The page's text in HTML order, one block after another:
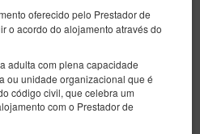
oferecido pelo Prestador de
o acordo do alojamento através do
adulta com plena capacidade
ou unidade organizacional que é
código civil, que celebra um
com o Prestador de